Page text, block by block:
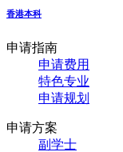
香港本科
申请指南
申请费用
特色专业
申请规划
申请方案
副学士